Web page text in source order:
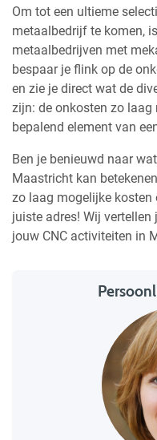
Om tot een ultieme
metaalbedrijf te komen,
metaalbedrijven met
bespaar je flink op de
en zie je direct wat de
zijn: de onkosten zo laag
bepalend element van
Ben je benieuwd naar
Maastricht kan
zo laag mogelijke kosten
juiste adres! Wij
jouw CNC activiteiten in